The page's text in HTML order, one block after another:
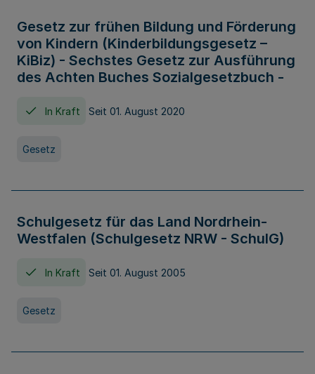
Gesetz zur frühen Bildung und Förderung
von Kindern (Kinderbildungsgesetz –
KiBiz) - Sechstes Gesetz zur Ausführung
des Achten Buches Sozialgesetzbuch -
In Kraft Seit 01. August 2020
Gesetz
Schulgesetz für das Land Nordrhein-
Westfalen (Schulgesetz NRW - SchulG)
In Kraft Seit 01. August 2005
Gesetz